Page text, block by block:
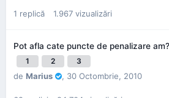
1 replică 1.967 vizualizări
Pot afla cate puncte de penalizare am?
1 2 3
de Marius , 30 Octombrie, 2010